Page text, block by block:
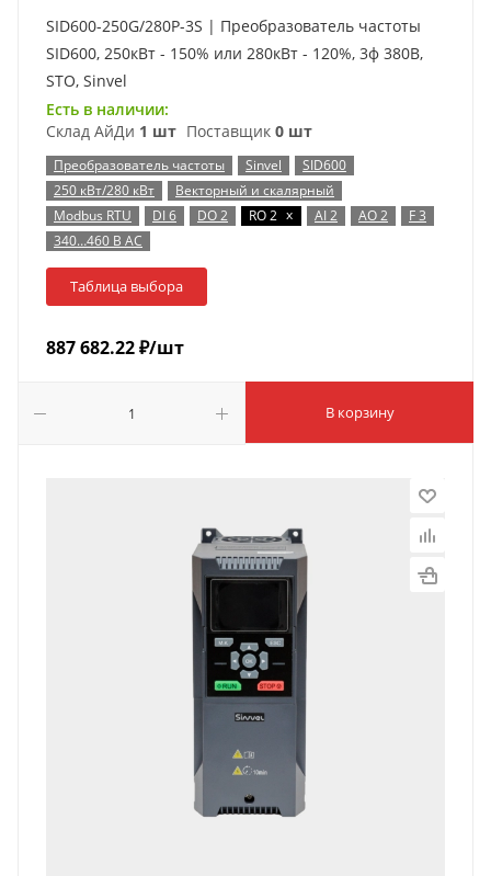
SID600-250G/280P-3S | Преобразователь частоты
SID600, 250кВт - 150% или 280кВт - 120%, 3ф 380В,
STO, Sinvel
Есть в наличии:
Склад АйДи 1 шт Поставщик 0 шт
Преобразователь частоты Sinvel
SID600
250 кВт/280 кВт
Векторный и скалярный
Modbus RTU
DI 6 DO 2 RO 2 x AI 2 AO 2
F 3
340…460 В AC
Таблица выбора
887 682.22₽/шт
В корзину